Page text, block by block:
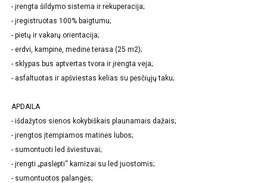
- įrengta šildymo sistema ir rekuperacija;
- įregistruotas 100% baigtumu;
- pietų ir vakarų orientacija;
- erdvi, kampinė, medinė terasa (25 m2);
- sklypas bus aptvertas tvora ir įrengta veja;
- asfaltuotas ir apšviestas kelias su pėsčiųjų taku;
APDAILA
- išdažytos sienos kokybiškais plaunamais dažais;
- įrengtos įtempiamos matinės lubos;
- sumontuoti led šviestuvai;
- įrengti „paslėpti“ karnizai su led juostomis;
- sumontuotos palangės;